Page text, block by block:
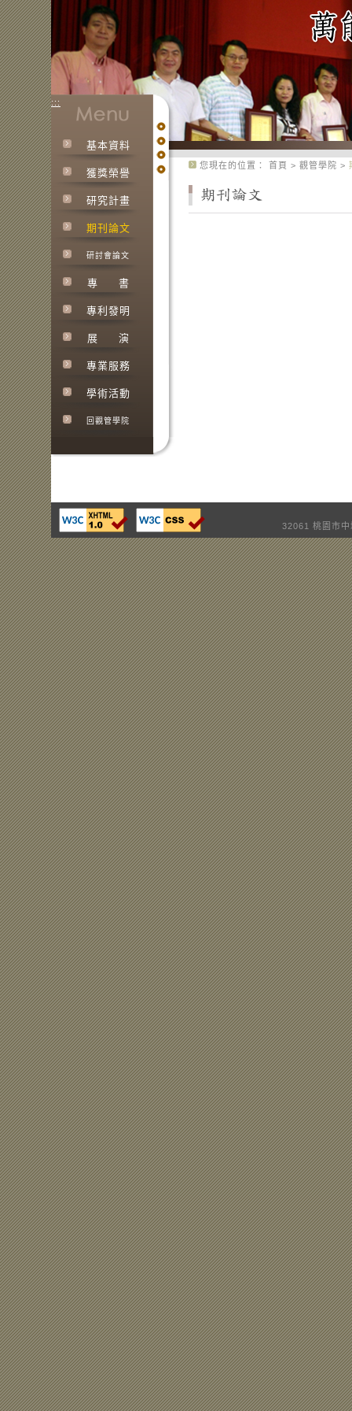
:::
基本資料
獲獎榮譽
研究計畫
期刊論文
研討會論文
專 書
專利發明
展 演
專業服務
學術活動
回觀管學院
您現在的位置： 首頁 > 觀管學院 >
32061 桃園市